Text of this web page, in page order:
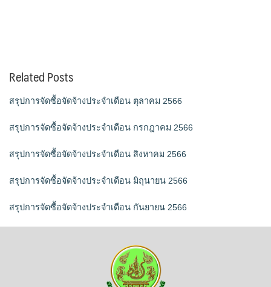
Related Posts
สรุปการจัดซื้อจัดจ้างประจำเดือน ตุลาคม 2566
สรุปการจัดซื้อจัดจ้างประจำเดือน กรกฎาคม 2566
สรุปการจัดซื้อจัดจ้างประจำเดือน สิงหาคม 2566
สรุปการจัดซื้อจัดจ้างประจำเดือน มิถุนายน 2566
สรุปการจัดซื้อจัดจ้างประจำเดือน กันยายน 2566